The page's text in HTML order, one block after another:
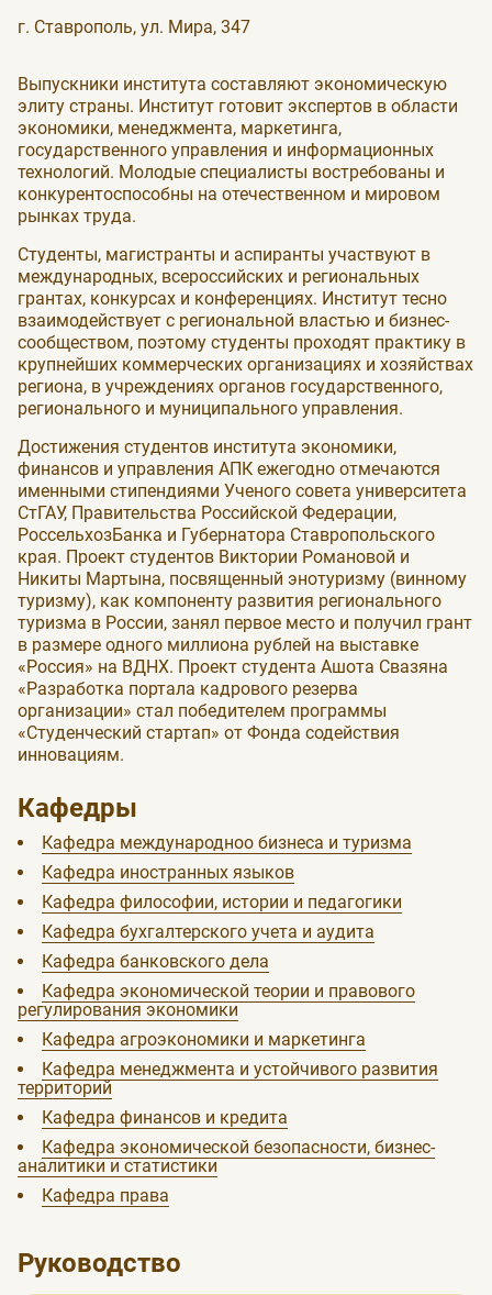
г. Ставрополь, ул. Мира, 347
Выпускники института составляют экономическую
элиту страны. Институт готовит экспертов в области
экономики, менеджмента, маркетинга,
государственного управления и информационных
технологий. Молодые специалисты востребованы и
конкурентоспособны на отечественном и мировом
рынках труда.
Студенты, магистранты и аспиранты участвуют в
международных, всероссийских и региональных
грантах, конкурсах и конференциях. Институт тесно
взаимодействует с региональной властью и бизнес-
сообществом, поэтому студенты проходят практику в
крупнейших коммерческих организациях и хозяйствах
региона, в учреждениях органов государственного,
регионального и муниципального управления.
Достижения студентов института экономики,
финансов и управления АПК ежегодно отмечаются
именными стипендиями Ученого совета университета
СтГАУ, Правительства Российской Федерации,
РоссельхозБанка и Губернатора Ставропольского
края. Проект студентов Виктории Романовой и
Никиты Мартына, посвященный энотуризму (винному
туризму), как компоненту развития регионального
туризма в России, занял первое место и получил грант
в размере одного миллиона рублей на выставке
«Россия» на ВДНХ. Проект студента Ашота Свазяна
«Разработка портала кадрового резерва
организации» стал победителем программы
«Студенческий стартап» от Фонда содействия
инновациям.
Кафедры
Кафедра международноо бизнеса и туризма
Кафедра иностранных языков
Кафедра философии, истории и педагогики
Кафедра бухгалтерского учета и аудита
Кафедра банковского дела
Кафедра экономической теории и правового
регулирования экономики
Кафедра агроэкономики и маркетинга
Кафедра менеджмента и устойчивого развития
территорий
Кафедра финансов и кредита
Кафедра экономической безопасности, бизнес-
аналитики и статистики
Кафедра права
Руководство